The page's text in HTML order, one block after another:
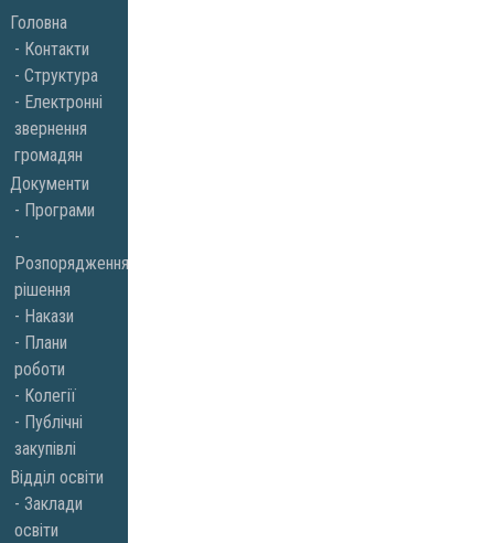
Skip
to
content
Головна
Контакти
Структура
Електронні
звернення
громадян
Документи
Програми
Розпорядження,
рішення
Накази
Плани
роботи
Колегії
Публічні
закупівлі
Відділ освіти
Заклади
освіти